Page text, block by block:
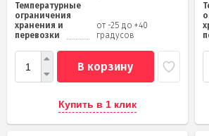
Температурные
ограничения
хранения и
перевозки
от -25 до +40
градусов
В корзину
Купить в 1 клик